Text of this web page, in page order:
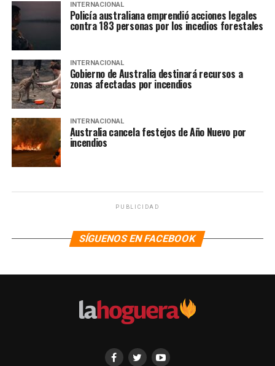
INTERNACIONAL
Policía australiana emprendió acciones legales
contra 183 personas por los incedios forestales
INTERNACIONAL
Gobierno de Australia destinará recursos a
zonas afectadas por incendios
INTERNACIONAL
Australia cancela festejos de Año Nuevo por
incendios
PUBLICIDAD
SÍGUENOS EN FACEBOOK